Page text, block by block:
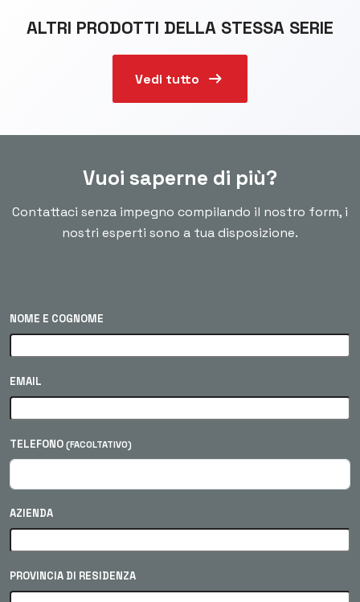
ALTRI PRODOTTI DELLA STESSA SERIE
Vedi tutto arrow_right_alt
Vuoi saperne di più?
Contattaci senza impegno compilando il nostro form, i
nostri esperti sono a tua disposizione.
NOME E COGNOME
EMAIL
TELEFONO (FACOLTATIVO)
AZIENDA
PROVINCIA DI RESIDENZA